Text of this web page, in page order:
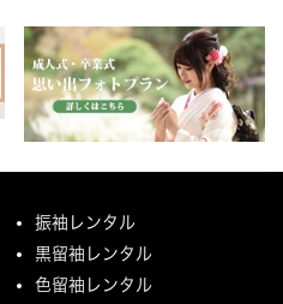
振袖レンタル
黒留袖レンタル
色留袖レンタル